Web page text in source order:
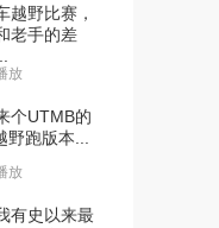
越野比赛，
老手的差
放
个UTMB的
野跑版本...
放
有史以来最